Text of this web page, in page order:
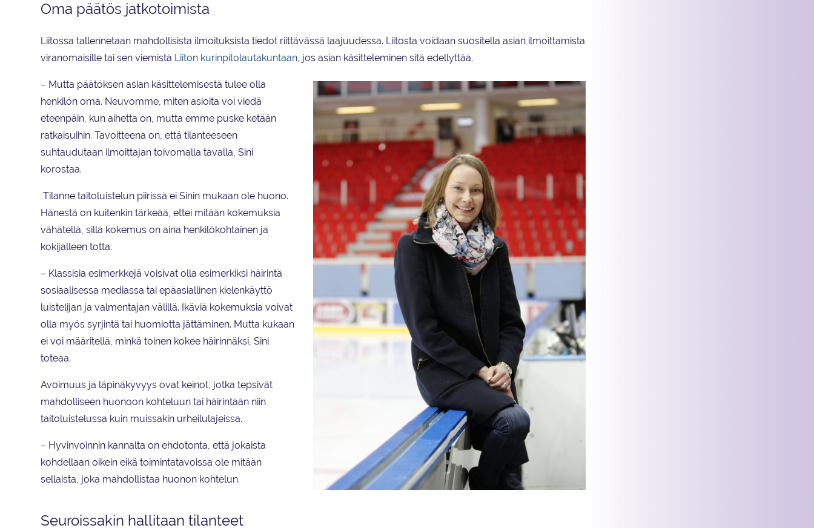
Oma päätös jatkotoimista
Liitossa tallennetaan mahdollisista ilmoituksista tiedot riittävässä laajuudessa. Liitosta voidaan suositella asian ilmoittamista
viranomaisille tai sen viemistä Liiton kurinpitolautakuntaan, jos asian käsitteleminen sitä edellyttää.
– Mutta päätöksen asian käsittelemisestä tulee olla
henkilön oma. Neuvomme, miten asioita voi viedä
eteenpäin, kun aihetta on, mutta emme puske ketään
ratkaisuihin. Tavoitteena on, että tilanteeseen
suhtaudutaan ilmoittajan toivomalla tavalla, Sini
korostaa.
Tilanne taitoluistelun piirissä ei Sinin mukaan ole huono.
Hänestä on kuitenkin tärkeää, ettei mitään kokemuksia
vähätellä, sillä kokemus on aina henkilökohtainen ja
kokijalleen totta.
– Klassisia esimerkkejä voisivat olla esimerkiksi häirintä
sosiaalisessa mediassa tai epäasiallinen kielenkäyttö
luistelijan ja valmentajan välillä. Ikäviä kokemuksia voivat
olla myös syrjintä tai huomiotta jättäminen. Mutta kukaan
ei voi määritellä, minkä toinen kokee häirinnäksi, Sini
toteaa.
Avoimuus ja läpinäkyvyys ovat keinot, jotka tepsivät
mahdolliseen huonoon kohteluun tai häirintään niin
taitoluistelussa kuin muissakin urheilulajeissa.
– Hyvinvoinnin kannalta on ehdotonta, että jokaista
kohdellaan oikein eikä toimintatavoissa ole mitään
sellaista, joka mahdollistaa huonon kohtelun.
Seuroissakin hallitaan tilanteet